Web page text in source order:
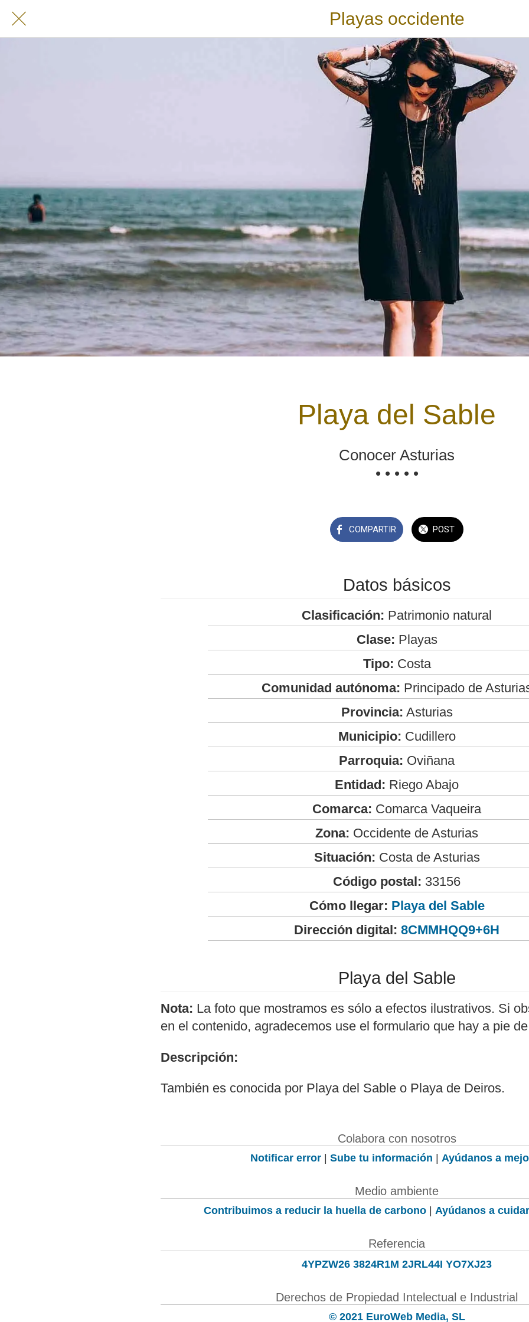
Playas occidente
Playa del Sable
Conocer Asturias
• • • • •
COMPARTIR POST
Datos básicos
Clasificación: Patrimonio natural
Clase: Playas
Tipo: Costa
Comunidad autónoma: Principado de
Provincia: Asturias
Municipio: Cudillero
Parroquia: Oviñana
Entidad: Riego Abajo
Comarca: Comarca Vaqueira
Zona: Occidente de Asturias
Situación: Costa de Asturias
Código postal: 33156
Cómo llegar: Playa del Sable
Dirección digital: 8CMMHQQ9+6H
Playa del Sable
Nota: La foto que mostramos es sólo a efectos ilustrativos. Si
en el contenido, agradecemos use el formulario que hay a pie
Descripción:
También es conocida por Playa del Sable o Playa de Deiros.
Colabora con nosotros
Notificar error | Sube tu información | Ayúdanos a
Medio ambiente
Contribuimos a reducir la huella de carbono | Ayúdanos a
Referencia
4YPZW26 3824R1M 2JRL44I YO7XJ23
Derechos de Propiedad Intelectual e Industrial
© 2021 EuroWeb Media, SL